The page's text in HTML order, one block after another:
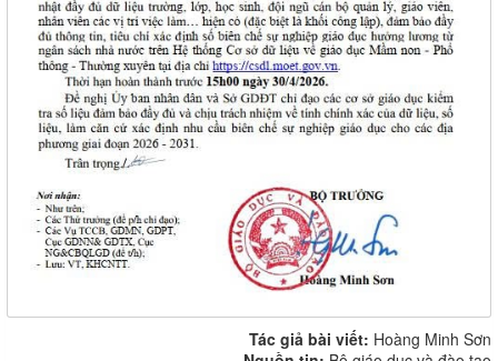
Tác giả bài viết: Hoàng Minh Sơn